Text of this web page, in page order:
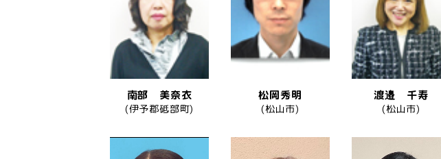
南部 美奈衣
(伊予郡砥部町)
松岡秀明
(松山市)
渡邉 千寿
(松山市)